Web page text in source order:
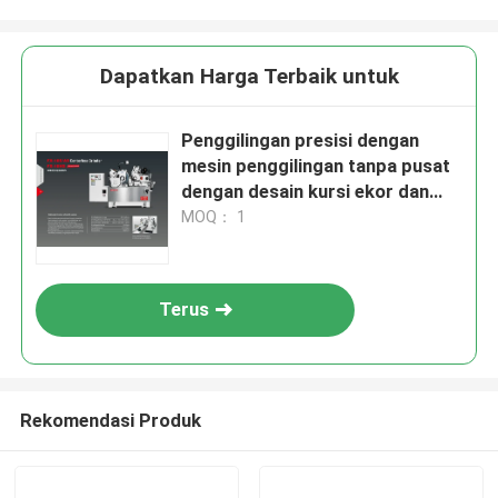
Dapatkan Harga Terbaik untuk
Penggilingan presisi dengan
mesin penggilingan tanpa pusat
dengan desain kursi ekor dan
diameter roda penggilingan 200-
MOQ： 1
Terus
Rekomendasi Produk